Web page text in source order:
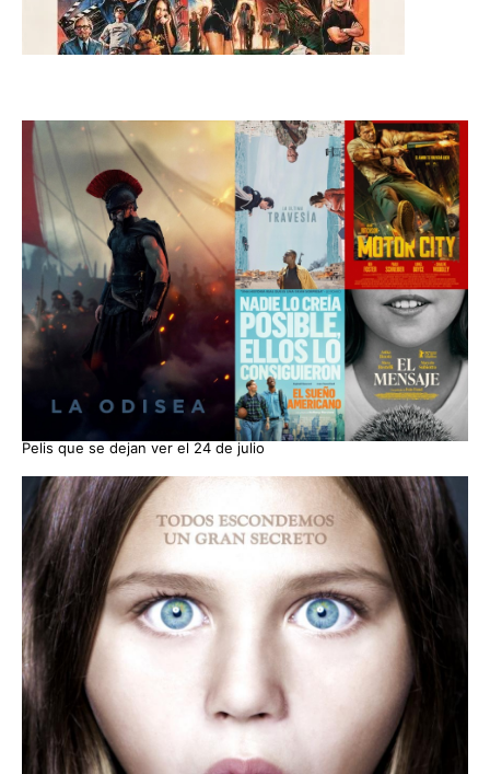
Pelis que se dejan ver el 24 de julio